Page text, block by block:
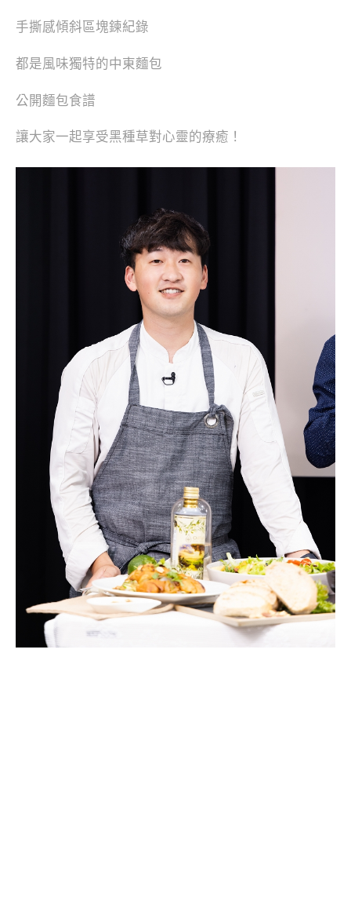
手撕感傾斜區塊鍊紀錄
都是風味獨特的中東麵包
公開麵包食譜
讓大家一起享受黑種草對心靈的療癒！